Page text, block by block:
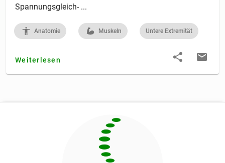
Spannungsgleich- ...
Anatomie Muskeln Untere Extremität
Weiterlesen